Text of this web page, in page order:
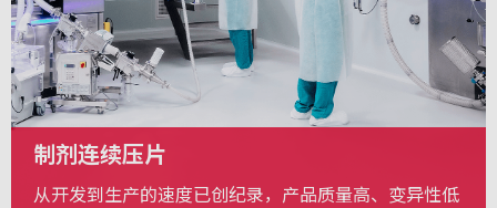
制剂连续压片
从开发到生产的速度已创纪录，产品质量高、变异性低